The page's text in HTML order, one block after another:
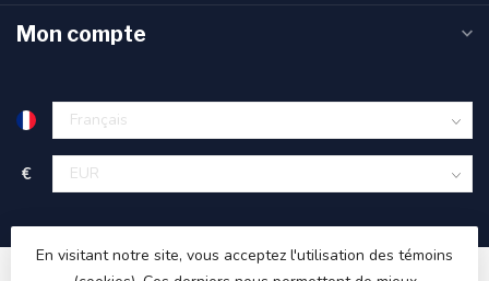
Mon compte
€
En visitant notre site, vous acceptez l'utilisation des témoins